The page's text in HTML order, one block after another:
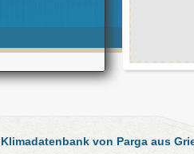
Klimadatenbank von Parga aus